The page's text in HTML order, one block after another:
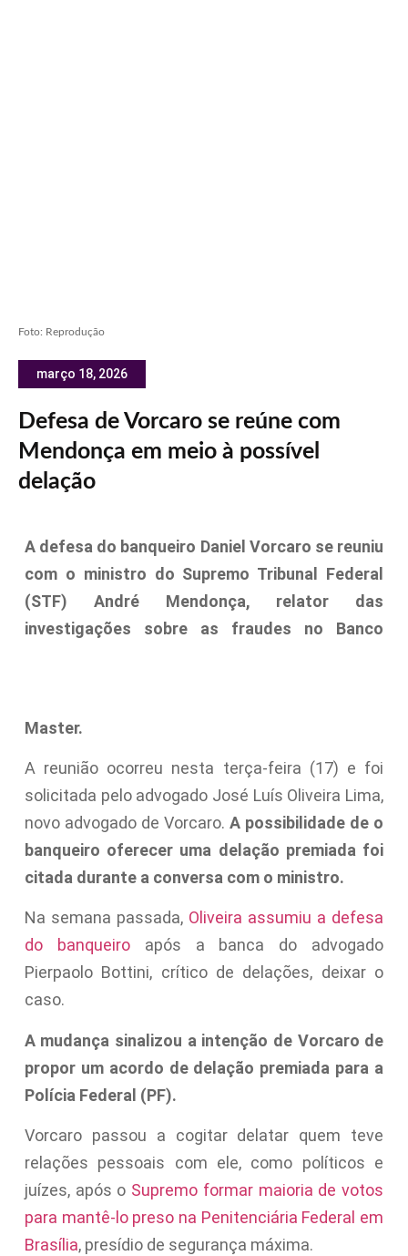
Foto: Reprodução
março 18, 2026
Defesa de Vorcaro se reúne com
Mendonça em meio à possível
delação
A defesa do banqueiro Daniel Vorcaro se reuniu
com o ministro do Supremo Tribunal Federal
(STF) André Mendonça, relator das
investigações sobre as fraudes no Banco
Master.
A reunião ocorreu nesta terça-feira (17) e foi
solicitada pelo advogado José Luís Oliveira Lima,
novo advogado de Vorcaro.A possibilidade de o
banqueiro oferecer uma delação premiada foi
citada durante a conversa com o ministro.
Na semana passada, Oliveira assumiu a defesa
do banqueiroapós a banca do advogado
Pierpaolo Bottini, crítico de delações, deixar o
caso.
A mudança sinalizou a intenção de Vorcaro de
propor um acordo de delação premiada para a
Polícia Federal (PF).
Vorcaro passou a cogitar delatar quem teve
relações pessoais com ele, como políticos e
juízes, após o Supremo formar maioria de votos
para mantê-lo preso na Penitenciária Federal em
Brasília, presídio de segurança máxima.